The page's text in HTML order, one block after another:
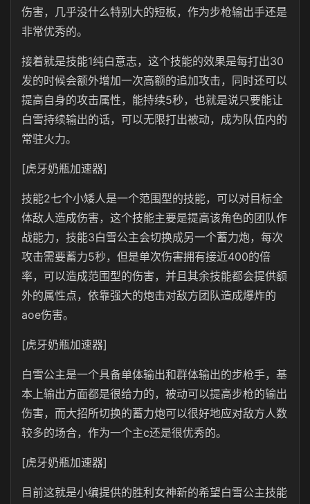
伤害，几乎没什么特别大的短板，作为步枪输出手还是
非常优秀的。
接着就是技能1纯白意志，这个技能的效果是每打出30
发的时候会额外增加一次高额的追加攻击，同时还可以
提高自身的攻击属性，能持续5秒，也就是说只要能让
白雪持续输出的话，可以无限打出被动，成为队伍内的
常驻火力。
[虎牙奶瓶加速器]
技能2七个小矮人是一个范围型的技能，可以对目标全
体敌人造成伤害，这个技能主要是提高该角色的团队作
战能力，技能3白雪公主会切换成另一个蓄力炮，每次
攻击需要蓄力5秒，但是单次伤害拥有接近400的倍
率，可以造成范围型的伤害，并且其余技能都会提供额
外的属性点，依靠强大的炮击对敌方团队造成爆炸的
aoe伤害。
[虎牙奶瓶加速器]
白雪公主是一个具备单体输出和群体输出的步枪手，基
本上输出方面都是很给力的，被动可以提高步枪的输出
伤害，而大招所切换的蓄力炮可以很好地应对敌方人数
较多的场合，作为一个主c还是很优秀的。
[虎牙奶瓶加速器]
目前这就是小编提供的胜利女神新的希望白雪公主技能